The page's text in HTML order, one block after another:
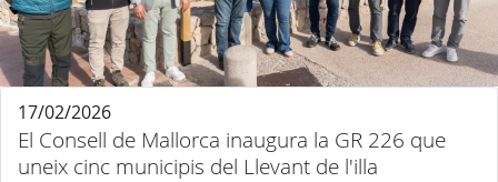
El Consell de Mallorca inaugura la GR 226 que
uneix cinc municipis del Llevant de l'illa
17/02/2026